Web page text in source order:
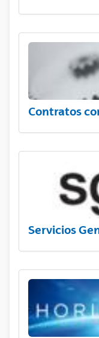
Contratos
Servicios